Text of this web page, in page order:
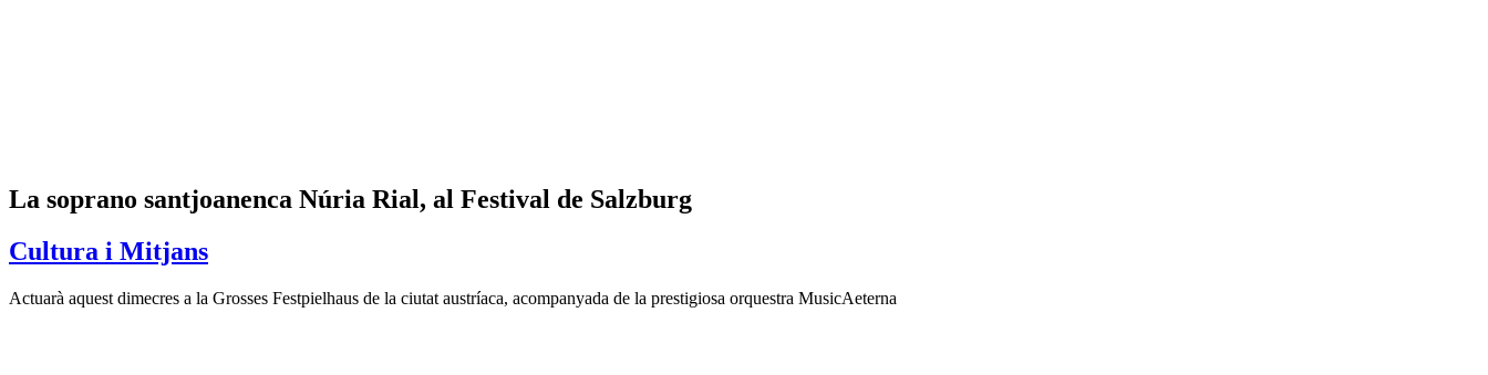
La soprano santjoanenca Núria Rial, al Festival de Salzburg
Cultura i Mitjans
Actuarà aquest dimecres a la Grosses Festpielhaus de la ciutat austríaca, acompanyada de la prestigiosa orquestra MusicAeterna